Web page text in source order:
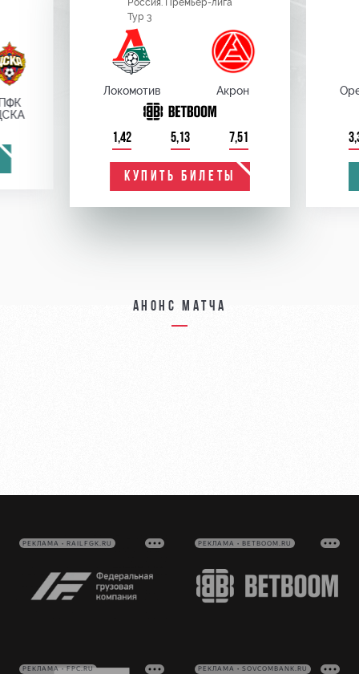
Россия. Премьер-лига
Тур 3
Локомотив Акрон
1,42 5,13 7,51
КУПИТЬ БИЛЕТЫ
Анонс матча
РЕКЛАМА • RAILFGK.RU РЕКЛАМА • BETBOOM.RU
РЕКЛАМА • FPC.RU РЕКЛАМА • SOVCOMBANK.RU